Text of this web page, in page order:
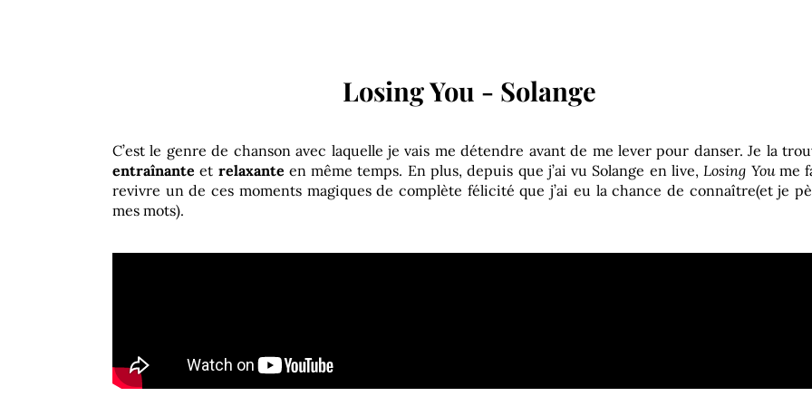
Losing You - Solange
C’est le genre de chanson avec laquelle je vais me détendre avant de me lever pour danser. Je la
entraînante et relaxante en même temps. En plus, depuis que j’ai vu Solange en live,Losing Youme
revivre un de ces moments magiques de complète félicité que j’ai eu la chance de connaître(et je
mes mots).